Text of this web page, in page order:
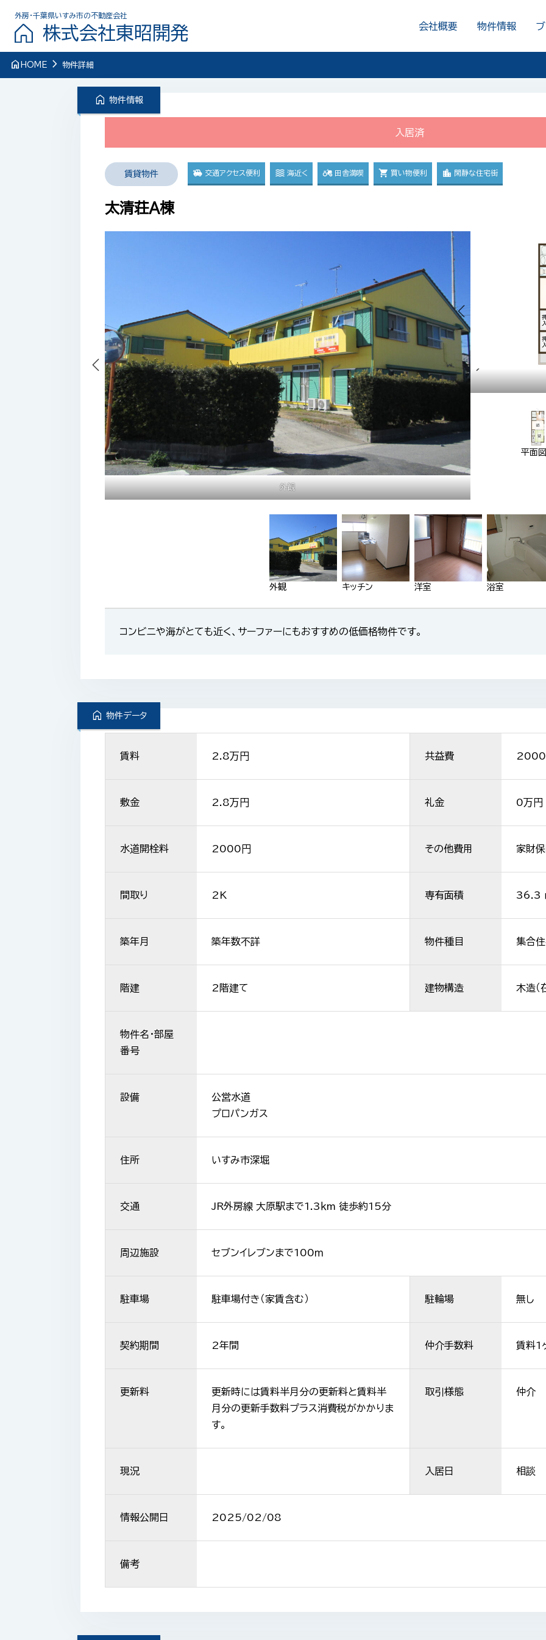
外房・千葉県いすみ市の不動産会社
株式会社東昭開発 会社概要 物件情報
home HOME navigate_next 物件詳細
home 物件情報
入居済
賃貸物件 交通アクセス便利 海近く 田舎満喫 買い物便利 閑静な住宅街
太清荘A棟
外観
配置図
平面図
外観 キッチン 洋室 浴室
コンビニや海がとても近く、サーファーにもおすすめの低価格物件です。
home 物件データ
賃料 2.8万円 共益費 2000
敷金 2.8万円 礼金 0万円
水道開栓料 2000円 その他費用 家財
間取り 2K 専有面積 36.3
築年月 築年数不詳 物件種目 集合
階建 2階建て 建物構造 木造（
物件名・部屋
番号
設備
公営水道
プロパンガス
住所 いすみ市深堀
交通 JR外房線 大原駅まで1.3ｋm 徒歩約15分
周辺施設 セブンイレブンまで100ｍ
駐車場 駐車場付き（家賃含む） 駐輪場 無し
契約期間 2年間 仲介手数料 賃料1
更新料
更新時には賃料半月分の更新料と賃料半
月分の更新手数料プラス消費税がかかりま
す。
取引様態 仲介
現況 入居日 相談
情報公開日 2025/02/08
備考